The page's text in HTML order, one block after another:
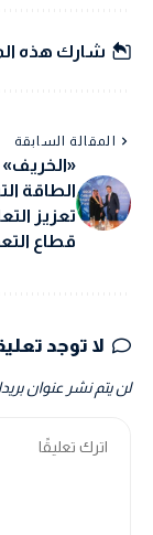
شارك هذه
المقالة السابقة
«الخريف»
الطاقة
تعزيز
قطاع
لا توجد
لن يتم نشر عنوان